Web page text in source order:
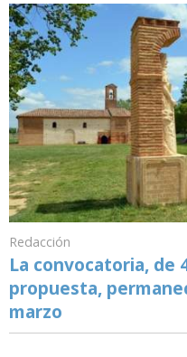
Redacción
La convocatoria, de
propuesta,
marzo